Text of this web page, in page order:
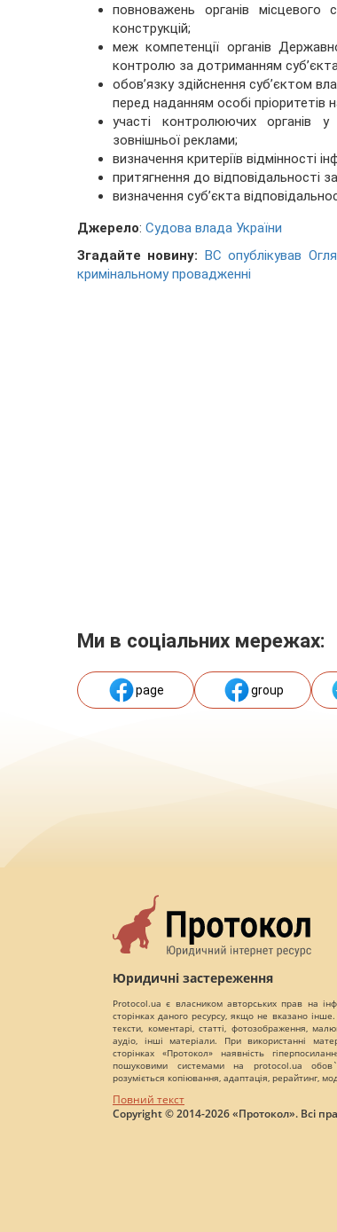
повноважень органів
конструкцій;
меж компетенції органів
контролю за дотриманням
обов’язку здійснення суб’єктом
перед наданням особі пріоритетів
участі контролюючих органів у
зовнішньої реклами;
визначення критеріїв відмінності
притягнення до відповідальності
визначення суб’єкта
Джерело: Судова влада України
Згадайте новину:
ВС опублікував
кримінальному провадженні
Ми в соціальних мережах:
page group
Юридичні застереження
Protocol.ua є власником авторських прав на
сторінках даного ресурсу, якщо не вказано
тексти, коментарі, статті, фотозображення,
аудіо, інші матеріали. При використанні
сторінках «Протокол» наявність
пошуковими системами на protocol.ua
розуміється копіювання, адаптація, рерайтинг,
Повний текст
Copyright © 2014-2026 «Протокол». Всі